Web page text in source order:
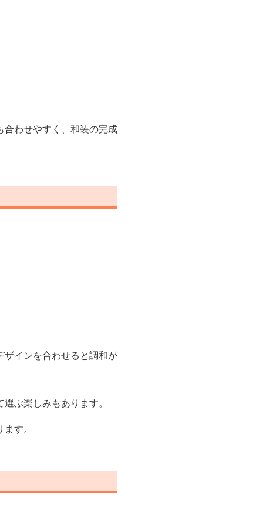
わせやすく、和装の完成
インを合わせると調和が
ぶ楽しみもあります。
す。